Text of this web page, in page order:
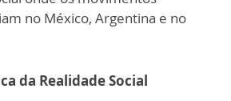
no México, Argentina e no
da Realidade Social